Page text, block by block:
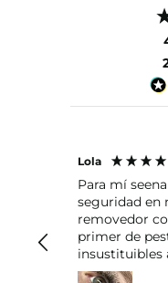
Lola
Para mí
seguridad en
removedor
primer de
insustituibles
las pestañas